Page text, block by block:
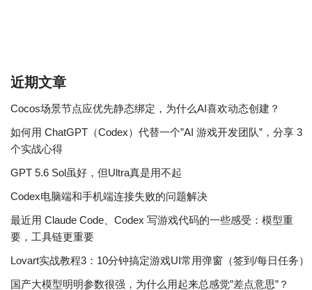
近期文章
Cocos场景节点应优先静态绑定，为什么AI喜欢动态创建？
如何用 ChatGPT（Codex）代替一个”AI 游戏开发团队”，分享 3
个实战心得
GPT 5.6 Sol虽好，但Ultra真是用不起
Codex电脑端和手机端连接失败的问题解决
最近用 Claude Code、Codex 写游戏代码的一些感受：模型重
要，工具链更重要
Lovart实战教程3：10分钟搞定游戏UI常用弹窗（签到/每日任务）
国产大模型明明参数很强，为什么用起来总感觉”差点意思”？